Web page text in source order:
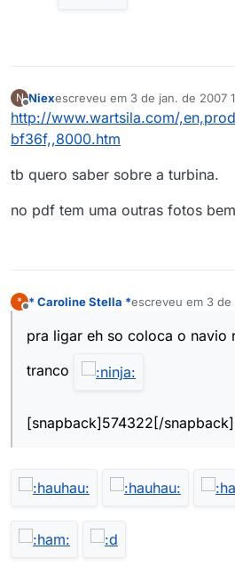
N
Offline
Niexescreveu em 3 de jan. de 2007
última edição por1 de mar. de
http://www.wartsila.com/
bf36f,,8000.htm
tb quero saber sobre a turbina.
no pdf tem uma outras fotos
* * Caroline Stella *escreveu em 3 de
última edição por
pra ligar eh so coloca o navio
tranco
[snapback]574322[/snapback]